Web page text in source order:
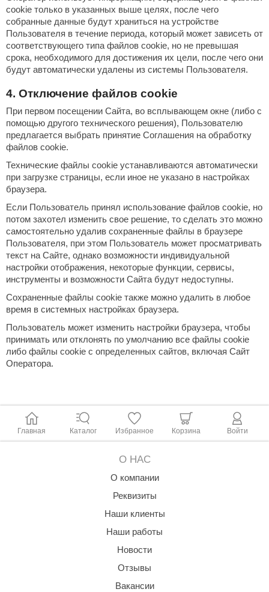
Design
2000
KERN
cookie только в указанных выше целях, после чего
собранные данные будут храниться на устройстве
Пользователя в течение периода, который может зависеть от
соответствующего типа файлов cookie, но не превышая
срока, необходимого для достижения их цели, после чего они
будут автоматически удалены из системы Пользователя.
4. Отключение файлов cookie
При первом посещении Сайта, во всплывающем окне (либо с
помощью другого технического решения), Пользователю
предлагается выбрать принятие Соглашения на обработку
файлов cookie.
Технические файлы cookie устанавливаются автоматически
при загрузке страницы, если иное не указано в настройках
браузера.
Если Пользователь принял использование файлов cookie, но
потом захотел изменить свое решение, то сделать это можно
самостоятельно удалив сохраненные файлы в браузере
Пользователя, при этом Пользователь может просматривать
текст на Сайте, однако возможности индивидуальной
настройки отображения, некоторые функции, сервисы,
инструменты и возможности Сайта будут недоступны.
Сохраненные файлы cookie также можно удалить в любое
время в системных настройках браузера.
Пользователь может изменить настройки браузера, чтобы
принимать или отклонять по умолчанию все файлы cookie
либо файлы cookie с определенных сайтов, включая Сайт
Оператора.
Главная Каталог Избранное Корзина Войти
О НАС
О компании
Реквизиты
Наши клиенты
Наши работы
Новости
Отзывы
Вакансии